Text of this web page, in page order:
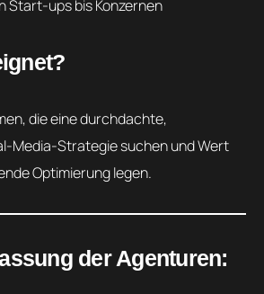
Start-ups bis Konzernen
die eine durchdachte,
Media-Strategie suchen und Wert
Optimierung legen.
der Agenturen: